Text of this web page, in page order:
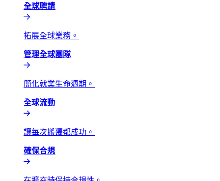
全球聘請​​
拓展全球業務。​​
管理全球團隊​​
簡化就業生命週期。​​
全球流動​​
讓每次搬遷都成功。​​
確保合規​​